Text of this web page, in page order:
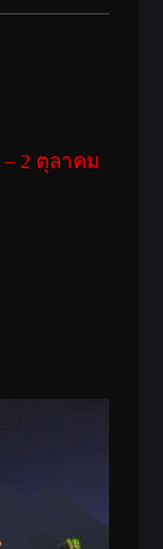
– 2 ตุลาคม